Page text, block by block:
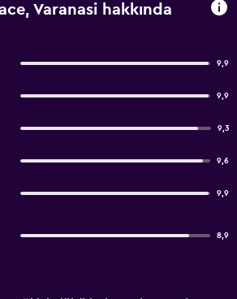
Varanasi hakkında
9,9
9,9
9,3
9,6
9,9
8,9